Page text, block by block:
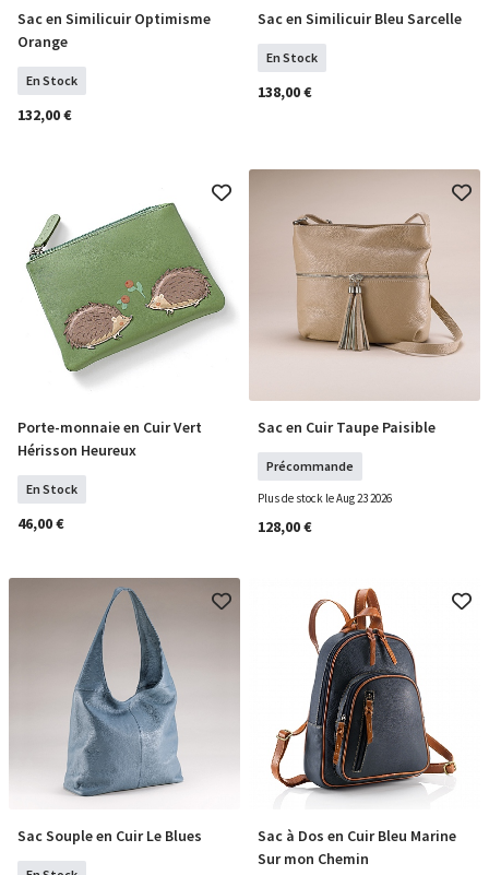
COMMANDER
Sac en Similicuir Optimisme
Orange
En Stock
132,00 €
COMMANDER
Sac en Similicuir Bleu Sarcelle
En Stock
138,00 €
COMMANDER
Porte-monnaie en Cuir Vert
Hérisson Heureux
En Stock
46,00 €
PRÉCOMMANDER
Sac en Cuir Taupe Paisible
Précommande
Plus de stock le Aug 23 2026
128,00 €
COMMANDER
Sac Souple en Cuir Le Blues COMMANDER
Sac à Dos en Cuir Bleu Marine
Sur mon Chemin